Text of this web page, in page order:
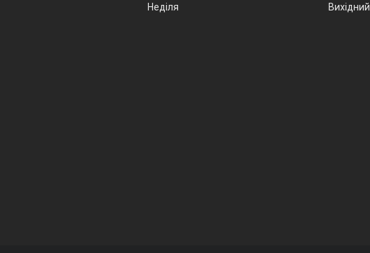
Неділя
Вихідний